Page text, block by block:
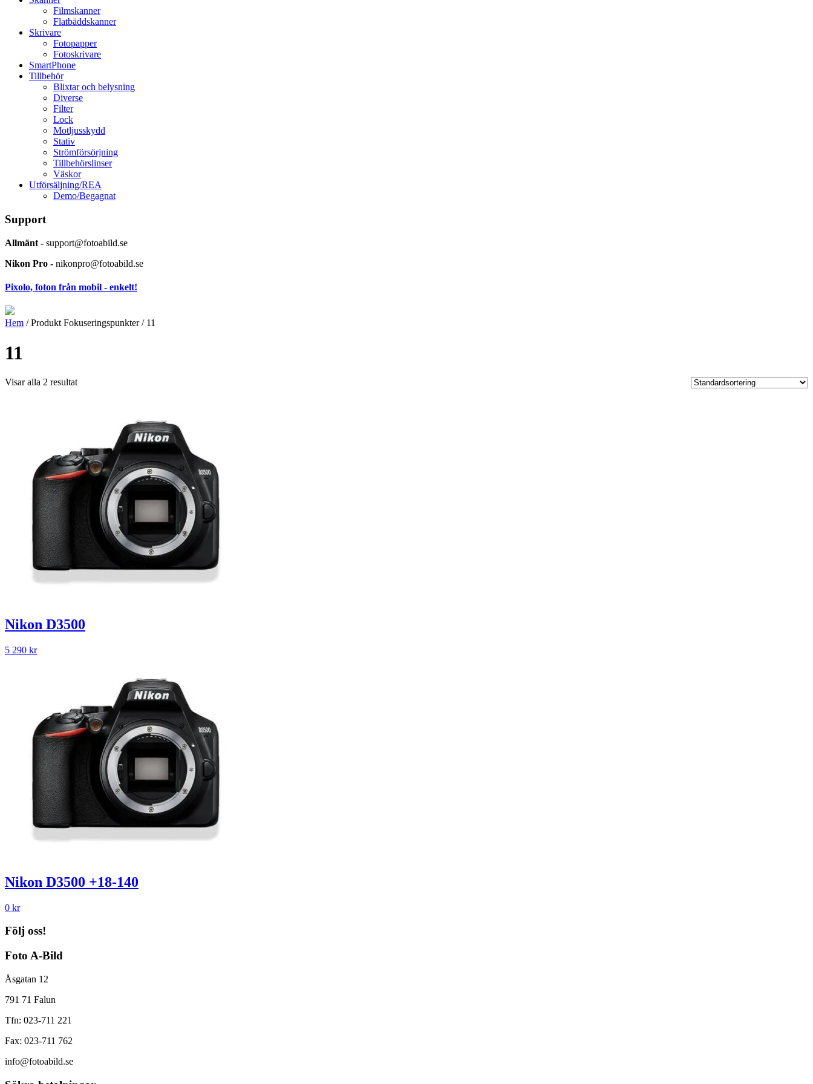
Filmskanner
Flatbäddskanner
Skrivare
Fotopapper
Fotoskrivare
SmartPhone
Tillbehör
Blixtar och belysning
Diverse
Filter
Lock
Motljusskydd
Stativ
Strömförsörjning
Tillbehörslinser
Väskor
Utförsäljning/REA
Demo/Begagnat
Support
Allmänt - support@fotoabild.se
Nikon Pro - nikonpro@fotoabild.se
Pixolo, foton från mobil - enkelt!
Hem / Produkt Fokuseringspunkter / 11
11
Visar alla 2 resultat
Nikon D3500
5 290 kr
Nikon D3500 +18-140
0 kr
Följ oss!
Foto A-Bild
Åsgatan 12
791 71 Falun
Tfn: 023-711 221
Fax: 023-711 762
info@fotoabild.se